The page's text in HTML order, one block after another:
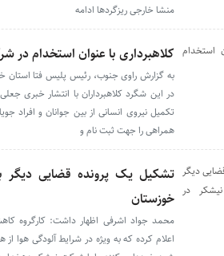
منشا خارجی ریزگردها ادامه
کلاهبرداری با عنوان استخدام در
به گزارش راوی جنوب، رئیس پلیس فتا استان
در این شگرد کلاهبرداران با انتشار خبری
تکمیل نیروی انسانی از بین جوانان و افراد
همراهی را جهت ثبت نام و
تشکیل یک پرونده قضایی دیگر
خوزستان
محمد جواد اشرفی اظهار داشت: کارگروه
اعلام کرده که به ویژه در شرایط آلودگی هوا